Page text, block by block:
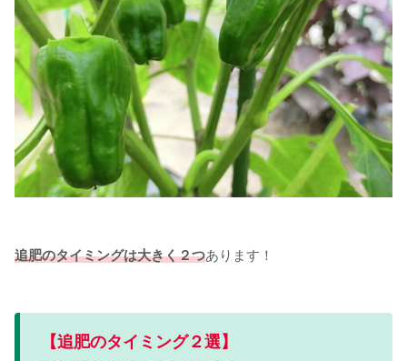
追肥のタイミングは大きく２つあります！
【追肥のタイミング２選】